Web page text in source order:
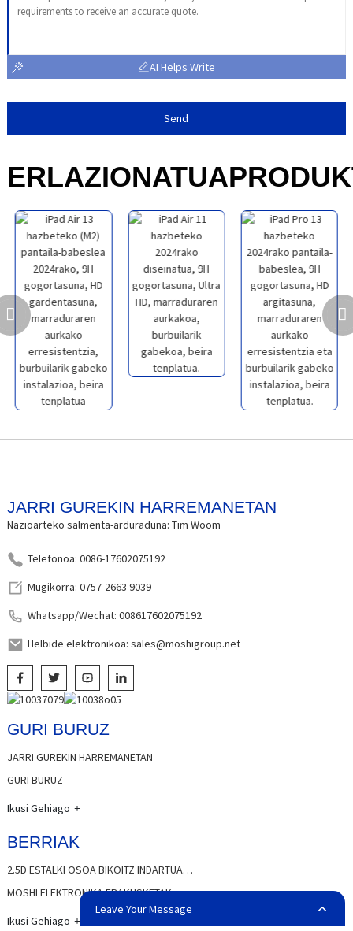
AI Helps Write
Send
ERLAZIONATUA
JARRI GUREKIN HARREMANETAN
Nazioarteko salmenta-arduraduna: Tim Woom
Telefonoa: 0086-17602075192
Mugikorra: 0757-2663 9039
Whatsapp/Wechat: 008617602075192
Helbide elektronikoa: sales@moshigroup.net
GURI BURUZ
JARRI GUREKIN HARREMANETAN
GURI BURUZ
Ikusi Gehiago
BERRIAK
2.5D ESTALKI OSOA BIKOITZ INDARTUA…
MOSHI ELEKTRONIKA ERAKUSKETAK
Ikusi Gehiago
Leave Your Message